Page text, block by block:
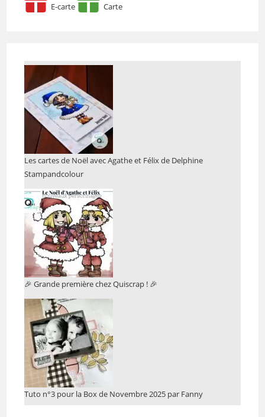
E-carte Carte
Les cartes de Noël avec Agathe et Félix de Delphine
Stampandcolour
🎉 Grande première chez Quiscrap ! 🎉
Tuto n°3 pour la Box de Novembre 2025 par Fanny